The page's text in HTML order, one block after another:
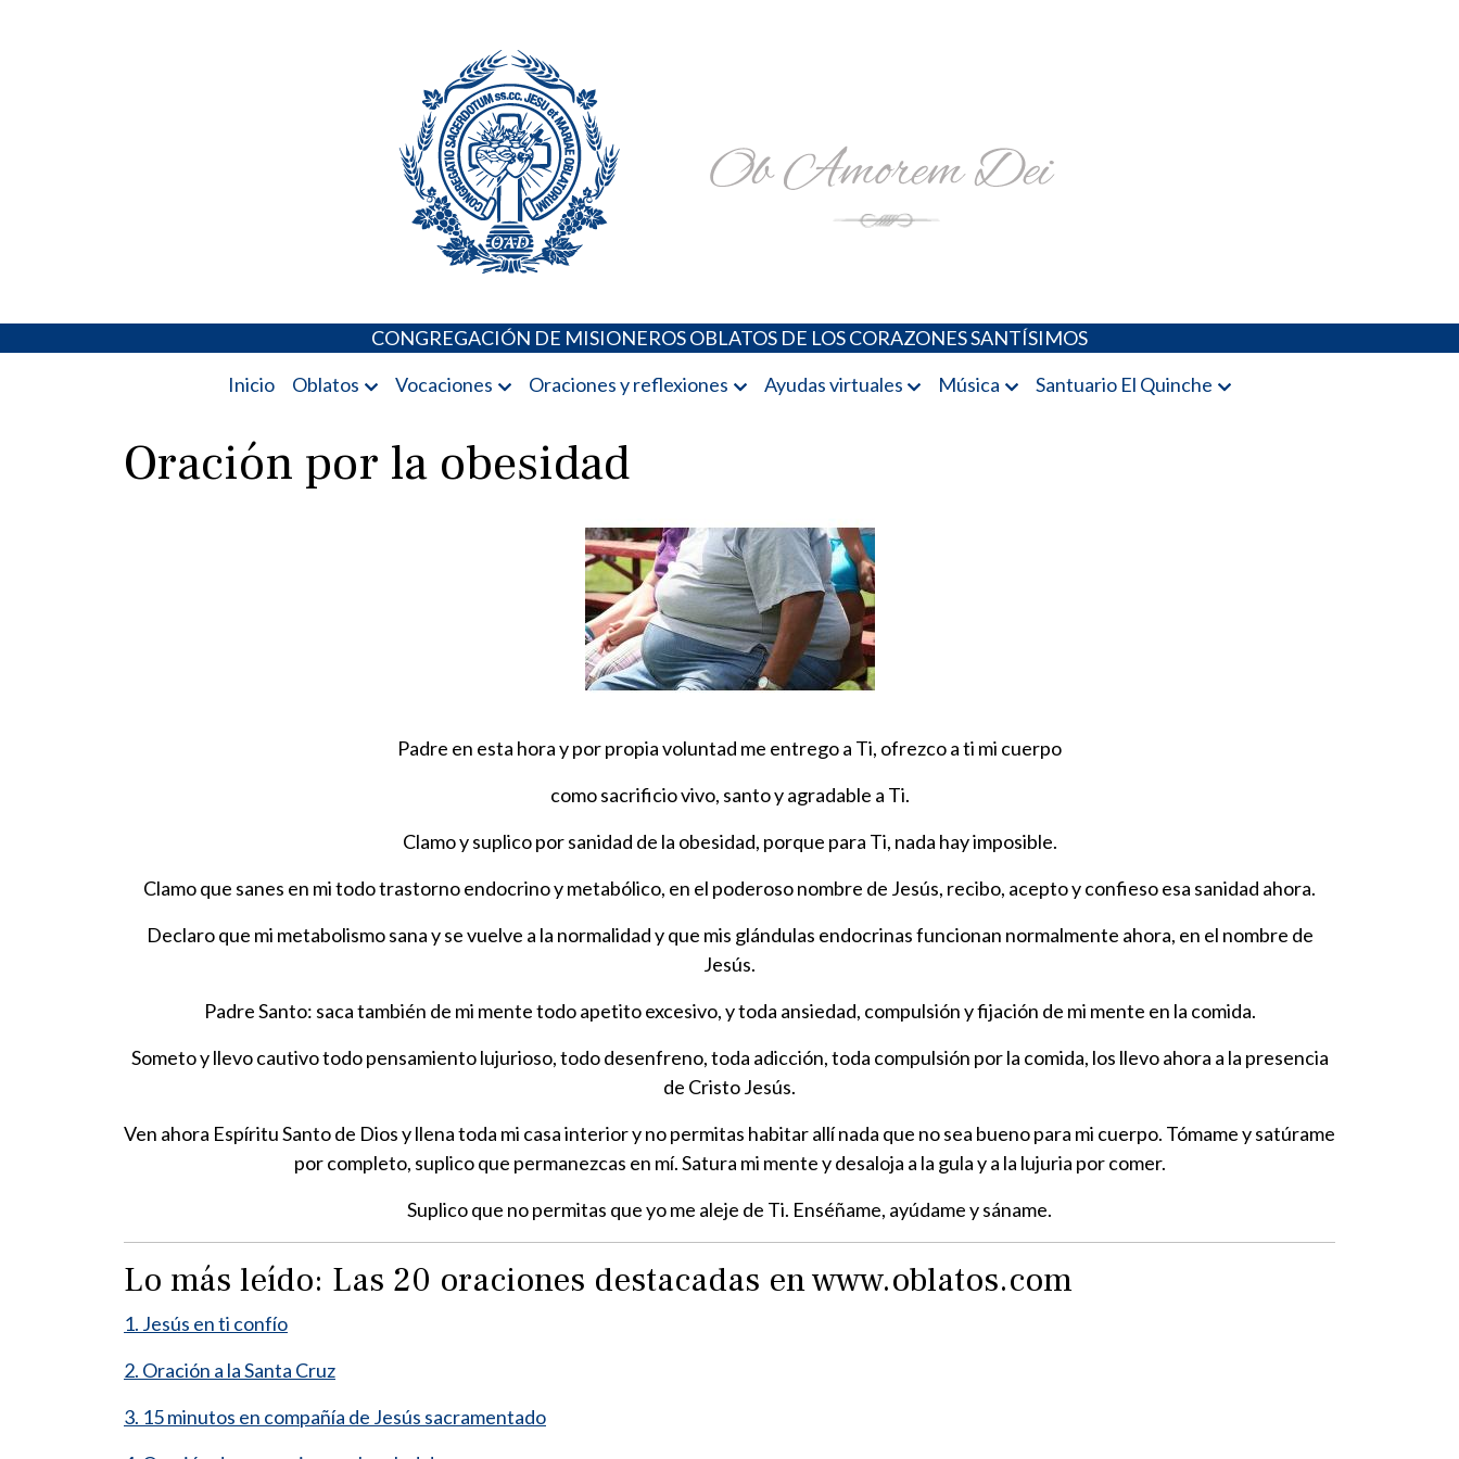
CONGREGACIÓN DE MISIONEROS OBLATOS DE LOS CORAZONES SANTÍSIMOS
Inicio
Oblatos Vocaciones Oraciones y reflexiones Ayudas virtuales Música Santuario El Quinche
Oración por la obesidad
Padre en esta hora y por propia voluntad me entrego a Ti, ofrezco a ti mi cuerpo
como sacrificio vivo, santo y agradable a Ti.
Clamo y suplico por sanidad de la obesidad, porque para Ti, nada hay imposible.
Clamo que sanes en mi todo trastorno endocrino y metabólico, en el poderoso nombre de Jesús, recibo, acepto y confieso esa sanidad ahora.
Declaro que mi metabolismo sana y se vuelve a la normalidad y que mis glándulas endocrinas funcionan normalmente ahora, en el nombre de
Jesús.
Padre Santo: saca también de mi mente todo apetito excesivo, y toda ansiedad, compulsión y fijación de mi mente en la comida.
Someto y llevo cautivo todo pensamiento lujurioso, todo desenfreno, toda adicción, toda compulsión por la comida, los llevo ahora a la presencia
de Cristo Jesús.
Ven ahora Espíritu Santo de Dios y llena toda mi casa interior y no permitas habitar allí nada que no sea bueno para mi cuerpo. Tómame y satúrame
por completo, suplico que permanezcas en mí. Satura mi mente y desaloja a la gula y a la lujuria por comer.
Suplico que no permitas que yo me aleje de Ti. Enséñame, ayúdame y sáname.
Lo más leído: Las 20 oraciones destacadas en www.oblatos.com
1. Jesús en ti confío
2. Oración a la Santa Cruz
3. 15 minutos en compañía de Jesús sacramentado